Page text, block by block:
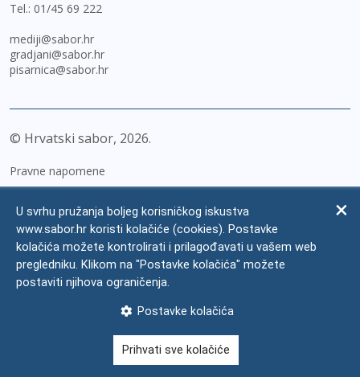
Tel.: 01/45 69 222
mediji@sabor.hr
gradjani@sabor.hr
pisarnica@sabor.hr
© Hrvatski sabor, 2026
Pravne napomene
Zaštita osobnih podataka
Impressum
Česta pitanja
U svrhu pružanja boljeg korisničkog iskustva
www.sabor.hr koristi kolačiće (cookies). Postavke
kolačića možete kontrolirati i prilagođavati u vašem web
pregledniku. Klikom na "Postavke kolačića" možete
postaviti njihova ograničenja.
Postavke kolačića
Prihvati sve kolačiće